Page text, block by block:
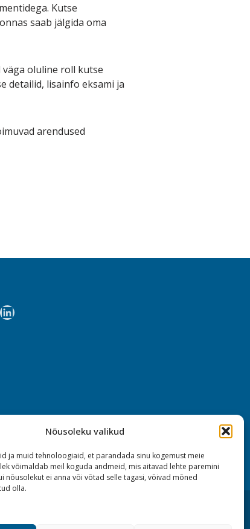
Nõusoleku valikud
ja muid tehnoloogiaid, et parandada sinu kogemust meie
võimaldab meil koguda andmeid, mis aitavad lehte paremini
nõusolekut ei anna või võtad selle tagasi, võivad mõned
olla.
Kutse
saab jälgida oma
oluline roll kutse
detailid, lisainfo eksami ja
arendused